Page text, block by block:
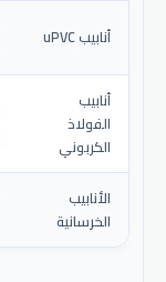
أنابيب uPVC
أنابيب
الفولاذ
الكربوني
الأنابيب
الخرسانية